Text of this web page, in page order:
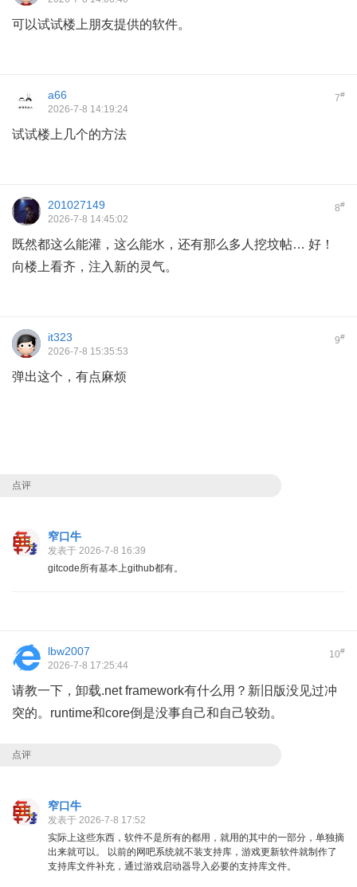
可以试试楼上朋友提供的软件。
7#
a66
2026-7-8 14:19:24
试试楼上几个的方法
8#
201027149
2026-7-8 14:45:02
既然都这么能灌，这么能水，还有那么多人挖坟帖… 好！
向楼上看齐，注入新的灵气。
9#
it323
2026-7-8 15:35:53
弹出这个，有点麻烦
点评
窄口牛
发表于 2026-7-8 16:39
gitcode所有基本上github都有。
10#
lbw2007
2026-7-8 17:25:44
请教一下，卸载.net framework有什么用？新旧版没见过冲
突的。runtime和core倒是没事自己和自己较劲。
点评
窄口牛
发表于 2026-7-8 17:52
实际上这些东西，软件不是所有的都用，就用的其中的一部分，单独摘
出来就可以。 以前的网吧系统就不装支持库，游戏更新软件就制作了
支持库文件补充，通过游戏启动器导入必要的支持库文件。